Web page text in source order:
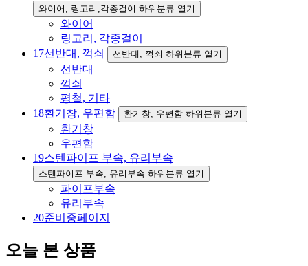
와이어, 링고리,각종걸이 하위분류 열기
와이어
링고리, 각종걸이
17선반대, 꺽쇠 선반대, 꺽쇠 하위분류 열기
선반대
꺽쇠
평철, 기타
18환기창, 우편함 환기창, 우편함 하위분류 열기
환기창
우편함
19스텐파이프 부속, 유리부속
스텐파이프 부속, 유리부속 하위분류 열기
파이프부속
유리부속
20준비중페이지
오늘 본 상품